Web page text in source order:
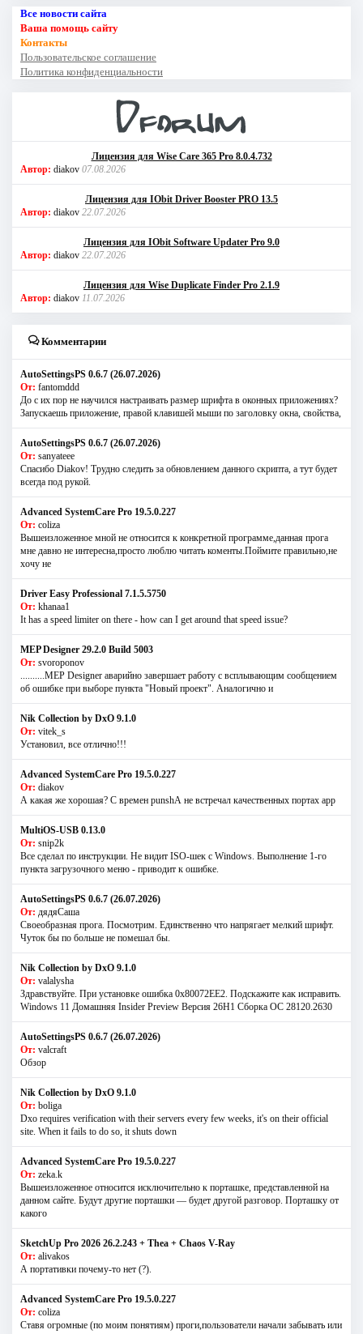
Все новости сайта
Ваша помощь сайту
Контакты
Пользовательское соглашение
Политика конфиденциальности
Лицензия для Wise Care 365 Pro 8.0.4.732
Автор: diakov 07.08.2026
Лицензия для IObit Driver Booster PRO 13.5
Автор: diakov 22.07.2026
Лицензия для IObit Software Updater Pro 9.0
Автор: diakov 22.07.2026
Лицензия для Wise Duplicate Finder Pro 2.1.9
Автор: diakov 11.07.2026
Комментарии
AutoSettingsPS 0.6.7 (26.07.2026)
От: fantomddd
До с их пор не научился настраивать размер шрифта в оконных приложениях?
Запускаешь приложение, правой клавишей мыши по заголовку окна, свойства,
AutoSettingsPS 0.6.7 (26.07.2026)
От: sanyateee
Спасибо Diakov! Трудно следить за обновлением данного скрипта, а тут будет
всегда под рукой.
Advanced SystemCare Pro 19.5.0.227
От: coliza
Вышеизложенное мной не относится к конкретной программе,данная прога
мне давно не интересна,просто люблю читать коменты.Поймите правильно,не
хочу не
Driver Easy Professional 7.1.5.5750
От: khanaa1
It has a speed limiter on there - how can I get around that speed issue?
MEP Designer 29.2.0 Build 5003
От: svoroponov
..........MEP Designer аварийно завершает работу с всплывающим сообщением
об ошибке при выборе пункта "Новый проект". Аналогично и
Nik Collection by DxO 9.1.0
От: vitek_s
Установил, все отлично!!!
Advanced SystemCare Pro 19.5.0.227
От: diakov
А какая же хорошая? С времен punshА не встречал качественных портах app
MultiOS-USB 0.13.0
От: snip2k
Все сделал по инструкции. Не видит ISO-шек с Windows. Выполнение 1-го
пункта загрузочного меню - приводит к ошибке.
AutoSettingsPS 0.6.7 (26.07.2026)
От: дядяСаша
Своеобразная прога. Посмотрим. Единственно что напрягает мелкий шрифт.
Чуток бы по больше не помешал бы.
Nik Collection by DxO 9.1.0
От: valalysha
Здравствуйте. При установке ошибка 0х80072EE2. Подскажите как исправить.
Windows 11 Домашняя Insider Preview Версия 26H1 Сборка ОС 28120.2630
AutoSettingsPS 0.6.7 (26.07.2026)
От: valcraft
Обзор
Nik Collection by DxO 9.1.0
От: boliga
Dxo requires verification with their servers every few weeks, it's on their official
site. When it fails to do so, it shuts down
Advanced SystemCare Pro 19.5.0.227
От: zeka.k
Вышеизложенное относится исключительно к порташке, представленной на
данном сайте. Будут другие порташки — будет другой разговор. Порташку от
какого
SketchUp Pro 2026 26.2.243 + Thea + Chaos V-Ray
От: alivakos
А портативки почему-то нет (?).
Advanced SystemCare Pro 19.5.0.227
От: coliza
Ставя огромные (по моим понятиям) проги,пользователи начали забывать или